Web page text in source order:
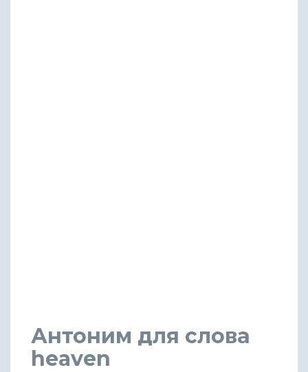
Антоним для слова
heaven